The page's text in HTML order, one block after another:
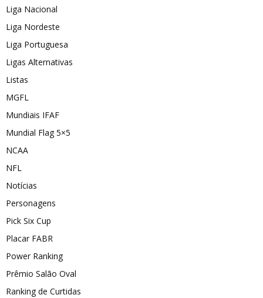
Liga Nacional
Liga Nordeste
Liga Portuguesa
Ligas Alternativas
Listas
MGFL
Mundiais IFAF
Mundial Flag 5×5
NCAA
NFL
Notícias
Personagens
Pick Six Cup
Placar FABR
Power Ranking
Prêmio Salão Oval
Ranking de Curtidas